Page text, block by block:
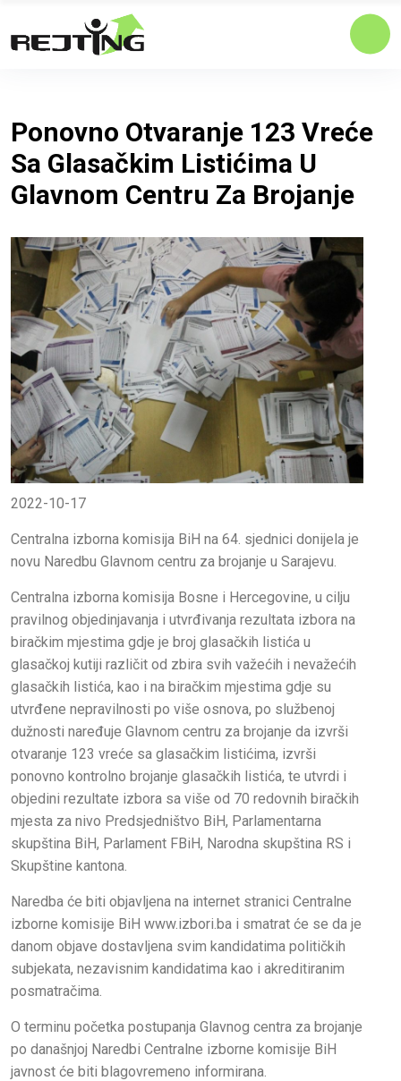
Ponovno Otvaranje 123 Vreće
Sa Glasačkim Listićima U
Glavnom Centru Za Brojanje
2022-10-17
Centralna izborna komisija BiH na 64. sjednici donijela je
novu Naredbu Glavnom centru za brojanje u Sarajevu.
Centralna izborna komisija Bosne i Hercegovine, u cilju
pravilnog objedinjavanja i utvrđivanja rezultata izbora na
biračkim mjestima gdje je broj glasačkih listića u
glasačkoj kutiji različit od zbira svih važećih i nevažećih
glasačkih listića, kao i na biračkim mjestima gdje su
utvrđene nepravilnosti po više osnova, po službenoj
dužnosti naređuje Glavnom centru za brojanje da izvrši
otvaranje 123 vreće sa glasačkim listićima, izvrši
ponovno kontrolno brojanje glasačkih listića, te utvrdi i
objedini rezultate izbora sa više od 70 redovnih biračkih
mjesta za nivo Predsjedništvo BiH, Parlamentarna
skupština BiH, Parlament FBiH, Narodna skupština RS i
Skupštine kantona.
Naredba će biti objavljena na internet stranici Centralne
izborne komisije BiH www.izbori.ba i smatrat će se da je
danom objave dostavljena svim kandidatima političkih
subjekata, nezavisnim kandidatima kao i akreditiranim
posmatračima.
O terminu početka postupanja Glavnog centra za brojanje
po današnjoj Naredbi Centralne izborne komisije BiH
javnost će biti blagovremeno informirana.